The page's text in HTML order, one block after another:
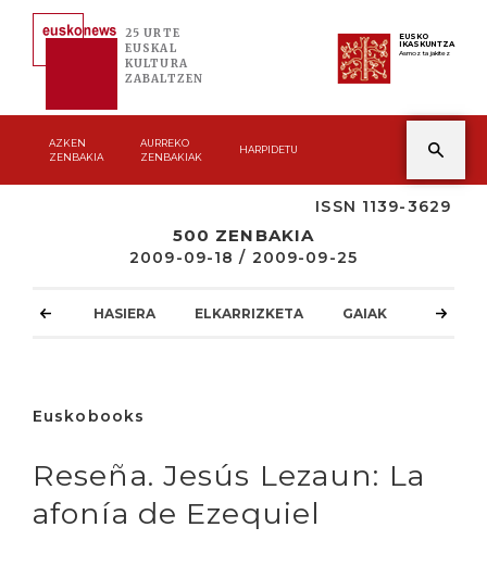
25 URTE
EUSKAL
KULTURA
ZABALTZEN
EUSKO
IKASKUNTZA
Asmoz ta jakitez
AZKEN
ZENBAKIA
AURREKO
ZENBAKIAK
HARPIDETU
ISSN 1139-3629
500 ZENBAKIA
2009-09-18 / 2009-09-25
HASIERA ELKARRIZKETA GAIAK
Euskobooks
Reseña. Jesús Lezaun: La
afonía de Ezequiel